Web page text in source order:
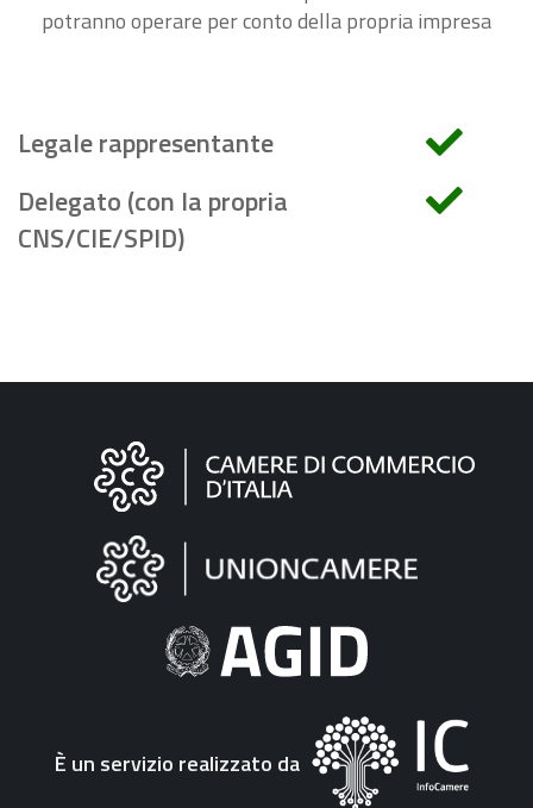
potranno operare per conto della propria impresa
Legale rappresentante
Delegato (con la propria
CNS/CIE/SPID)
Informazioni
"Fattura
Elettronica"
È un servizio realizzato da